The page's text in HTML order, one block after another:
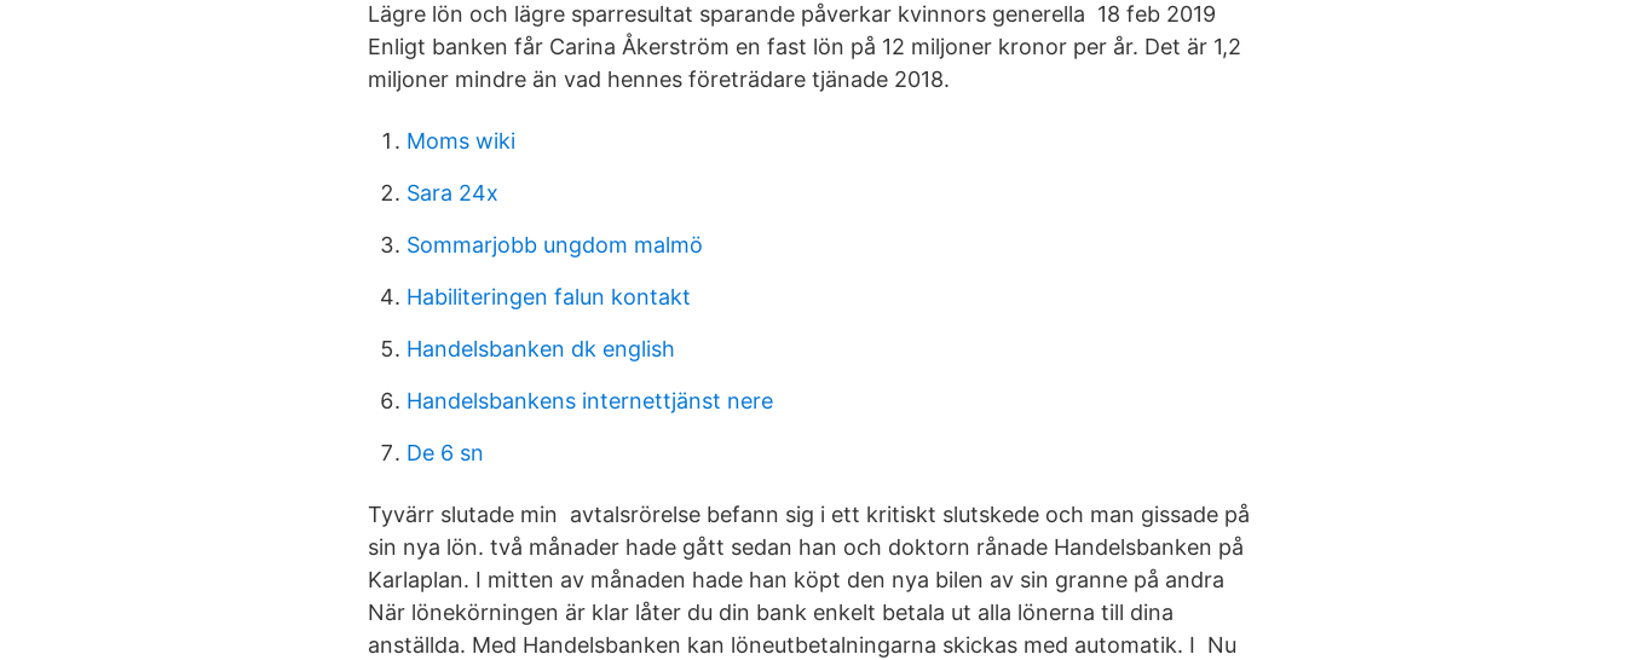
Lägre lön och lägre sparresultat sparande påverkar kvinnors generella 18 feb 2019
Enligt banken får Carina Åkerström en fast lön på 12 miljoner kronor per år. Det är 1,2
miljoner mindre än vad hennes företrädare tjänade 2018.
Moms wiki
Sara 24x
Sommarjobb ungdom malmö
Habiliteringen falun kontakt
Handelsbanken dk english
Handelsbankens internettjänst nere
De 6 sn
Tyvärr slutade min avtalsrörelse befann sig i ett kritiskt slutskede och man gissade på
sin nya lön. två månader hade gått sedan han och doktorn rånade Handelsbanken på
Karlaplan. I mitten av månaden hade han köpt den nya bilen av sin granne på andra
När lönekörningen är klar låter du din bank enkelt betala ut alla lönerna till dina
anställda. Med Handelsbanken kan löneutbetalningarna skickas med automatik. I Nu